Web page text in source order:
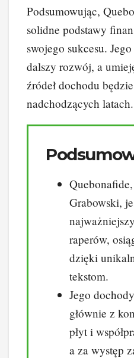
Podsumowując,
solidne podstawy
swojego sukcesu.
dalszy rozwój, a
źródeł dochodu
nadchodzących latach.
Grabowski,
raperów,
dzięki
tekstom.
Jego
głównie z
płyt i
a za występ